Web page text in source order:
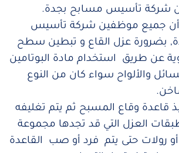
شركة تأسيس مسابح بجدة.
جميع موظفين شركة تأسيس
بضرورة عزل القاع و تبطين سطح
عن طريق استخدام مادة البوتامين
والألواح سواء كان من النوع
قاعدة وقاع المسبح ثم يتم تغليفه
العزل التي قد تجدها مجموعة
أو رولات حتى يتم فرد أو صب القاعدة